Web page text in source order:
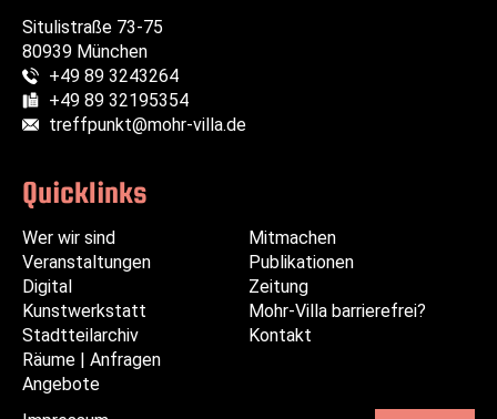
Situlistraße 73-75
80939 München
Telefon:
+49 89 3243264
Fax:
+49 89 32195354
E-Mail:
treffpunkt@mohr-villa.de
Quicklinks
überspringen
Wer wir sind
Veranstaltungen
Digital
Kunstwerkstatt
Stadtteilarchiv
Räume | Anfragen
Angebote
überspringen
Mitmachen
Publikationen
Zeitung
Mohr-Villa barrierefrei?
Kontakt